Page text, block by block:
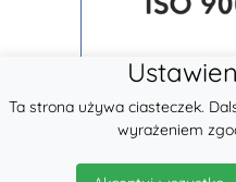
Ta strona używa ciasteczek.
wyrażeniem